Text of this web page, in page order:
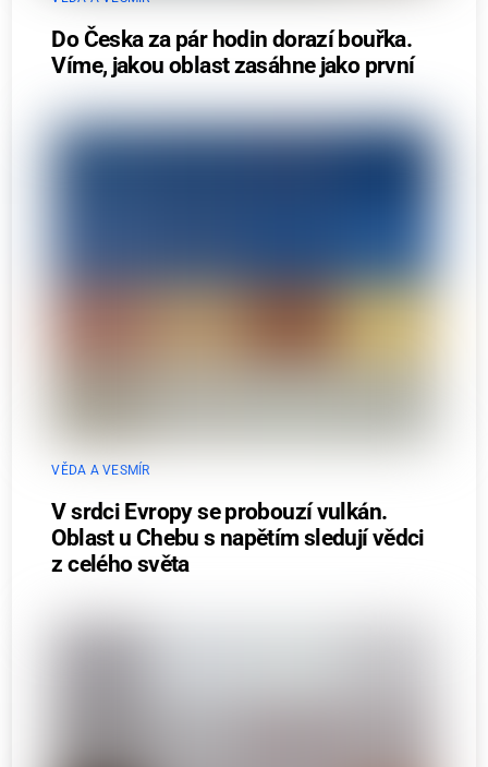
Do Česka za pár hodin dorazí bouřka.
Víme, jakou oblast zasáhne jako první
VĚDA A VESMÍR
V srdci Evropy se probouzí vulkán.
Oblast u Chebu s napětím sledují vědci
z celého světa